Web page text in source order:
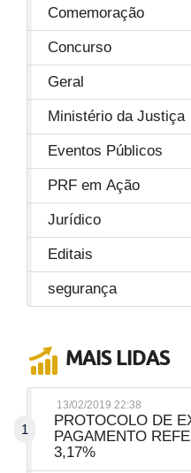
Comemoração
Concurso
Geral
Ministério da Justiça
Eventos Públicos
PRF em Ação
Jurídico
Editais
segurança
MAIS LIDAS
1
13/02/2019 22:38
PROTOCOLO DE
PAGAMENTO
3,17%